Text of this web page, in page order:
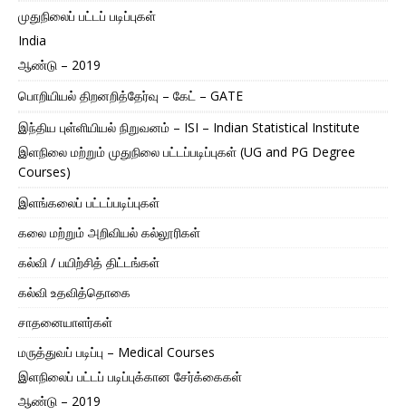
முதுநிலைப் பட்டப் படிப்புகள்
India
ஆண்டு – 2019
பொறியியல் திறனறித்தேர்வு – கேட் – GATE
இந்திய புள்ளியியல் நிறுவனம் – ISI – Indian Statistical Institute
இளநிலை மற்றும் முதுநிலை பட்டப்படிப்புகள் (UG and PG Degree
Courses)
இளங்கலைப் பட்டப்படிப்புகள்
கலை மற்றும் அறிவியல் கல்லூரிகள்
கல்வி / பயிற்சித் திட்டங்கள்
கல்வி உதவித்தொகை
சாதனையாளர்கள்
மருத்துவப் படிப்பு – Medical Courses
இளநிலைப் பட்டப் படிப்புக்கான சேர்க்கைகள்
ஆண்டு – 2019